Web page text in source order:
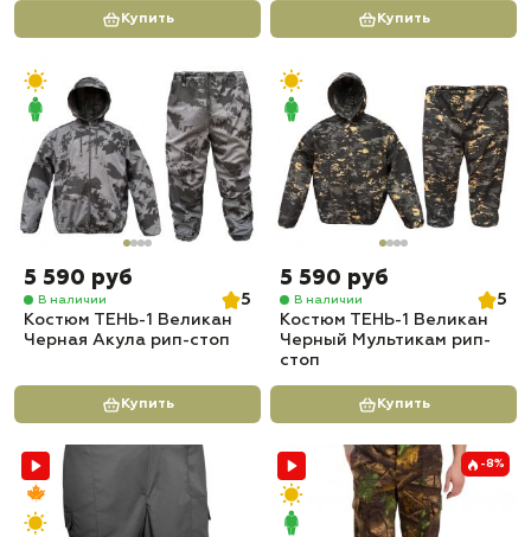
Купить Купить
5 590 руб
В наличии
5
Костюм ТЕНЬ-1 Великан
Черная Акула рип-стоп
Купить
5 590 руб
В наличии
5
Костюм ТЕНЬ-1 Великан
Черный Мультикам рип-
стоп
Купить
-8%